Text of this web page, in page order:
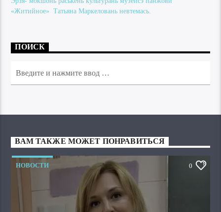
«Житийное» Татьяна Маркеловань невтемась.
ПОИСК
ВАМ ТАКЖЕ МОЖЕТ ПОНРАВИТЬСЯ
НОВОСТИ 0